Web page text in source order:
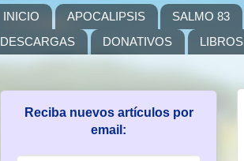
INICIO APOCALIPSIS SALMO 83
DESCARGAS
DONATIVOS LIBROS
Reciba nuevos artículos por
email: